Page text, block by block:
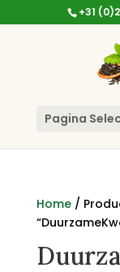
+31
Pagina
Home/